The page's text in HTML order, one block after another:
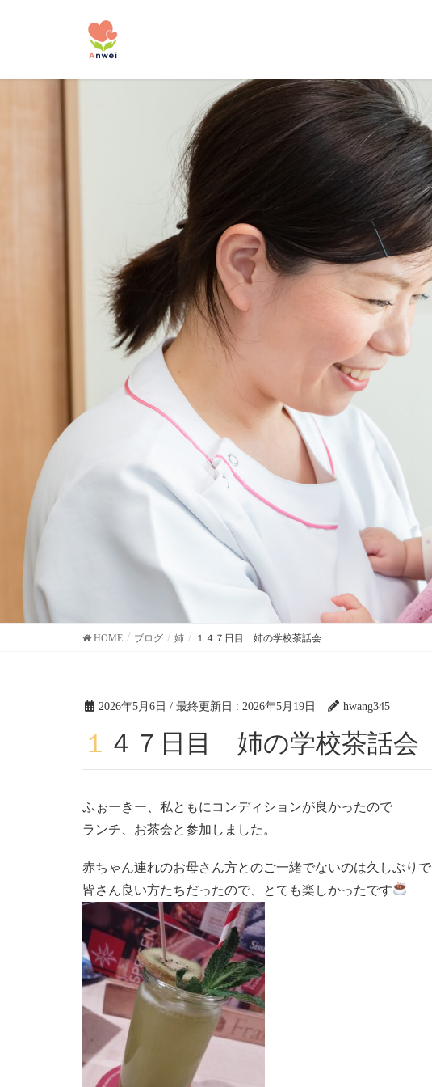
HOME ブログ 姉 １４７日目 姉の学校茶話会
2026年5月6日 / 最終更新日 : 2026年5月19日 hwang345
１４７日目 姉の学校茶話会
ふぉーきー、私ともにコンディションが良かったので
ランチ、お茶会と参加しました。
赤ちゃん連れのお母さん方とのご一緒でないのは久しぶりで
皆さん良い方たちだったので、とても楽しかったです